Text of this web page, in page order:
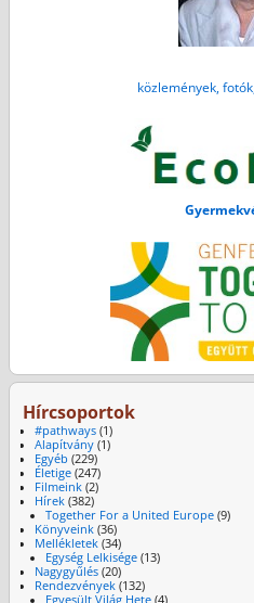
közlemények,
Hírcsoportok
#pathways(1)
Alapítvány(1)
Egyéb (229)
Életige(247)
Filmeink(2)
Hírek(382)
Together For a United Europe (9)
Könyveink(36)
Mellékletek(34)
Egység Lelkisége (13)
Nagygyűlés(20)
Rendezvények(132)